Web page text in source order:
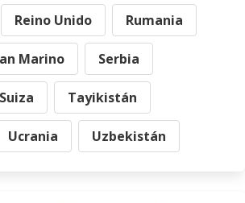
Reino Unido Rumania
Marino Serbia
Suiza Tayikistán
Ucrania Uzbekistán